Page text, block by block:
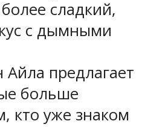
сладкий,
с дымными
Айла предлагает
больше
кто уже знаком